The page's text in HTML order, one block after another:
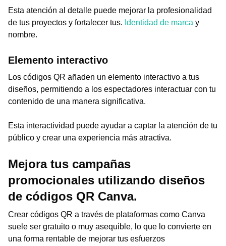
Esta atención al detalle puede mejorar la profesionalidad
de tus proyectos y fortalecer tus. Identidad de marca y
nombre.
Elemento interactivo
Los códigos QR añaden un elemento interactivo a tus
diseños, permitiendo a los espectadores interactuar con tu
contenido de una manera significativa.
Esta interactividad puede ayudar a captar la atención de tu
público y crear una experiencia más atractiva.
Mejora tus campañas
promocionales utilizando diseños
de códigos QR Canva.
Crear códigos QR a través de plataformas como Canva
suele ser gratuito o muy asequible, lo que lo convierte en
una forma rentable de mejorar tus esfuerzos